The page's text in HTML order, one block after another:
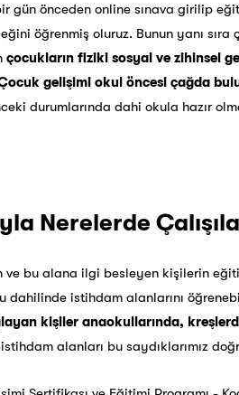
önceden online sınava girilip
öğrenmiş oluruz. Bunun yanı
çocukların fiziki sosyal ve zihinsel
gelişimi okul öncesi çağda
durumlarında dahi okula hazır
Nerelerde
bu alana ilgi besleyen kişilerin
dahilinde istihdam alanlarını
kişiler anaokullarında,
alanları bu saydıklarımız